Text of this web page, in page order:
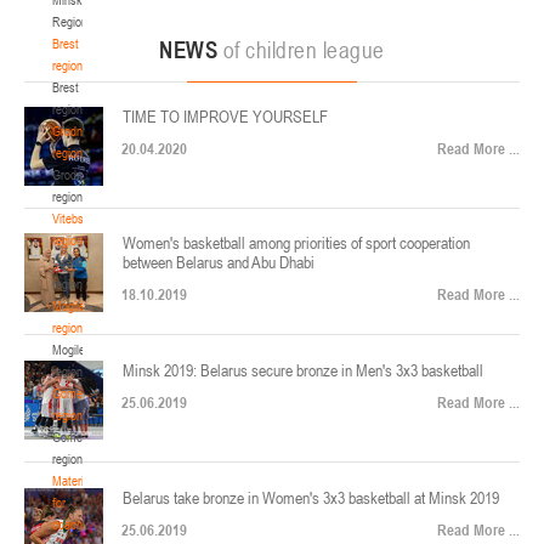
Region
Brest
region
Brest
region
Grodno
region
Grodno
region
Vitebsk
region
Vitebsk
region
Mogilev
region
Mogilev
region
Gomel
region
Gomel
region
Materials
for
coaches
ул. Ленинградская, 4
Минск
Финал четырех – юноши 2014-2015 гг.р., Дивизион 2, 22-24 апреля 2026 г., г.
Минск, ул. Стадионная, 3
U-12, девушки
V тур – девушки 2014-2015 гг.р., Дивизион 1, 17-19 апреля 2026 г., г. Гомель,
ул. Б.Хмельницкого, 118а
Минск
Финал 4-х – девушки 2010-2011 гг.р., Дивизион 2, 14-16 апреля 2026 г., г.
Минск, ул. Стадионная, 3
NEWS of children league
TIME TO IMPROVE YOURSELF
20.04.2020 Read More ...
Women's basketball among priorities of sport cooperation
between Belarus and Abu Dhabi
18.10.2019 Read More ...
Minsk 2019: Belarus secure bronze in Men's 3x3 basketball
25.06.2019 Read More ...
Belarus take bronze in Women's 3x3 basketball at Minsk 2019
25.06.2019 Read More ...